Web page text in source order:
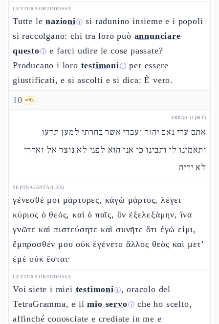
LETTURA ORTODOSSA
Tutte lenazioniⓘ si radunino insieme e i popoli
si raccolgano: chi tra loro può annunciare
questoⓘ e farci udire le cose passate?
Producano i loro testimoniⓘ per essere
giustificati, e si ascolti e si dica: È vero.
10 🗝️3
EBRAICO (MT)
אתם עדי נאם יהוה ועבדי אשר בחרתי למען תדעו
ותאמינו לי ותבינו כי אני הוא לפני לא נוצר אל ואחרי
לא יהיה
SEPTUAGINTA (LXX)
γένεσθέ μοι μάρτυρες, κἀγὼ μάρτυς, λέγει
κύριος ὁ θεός, καὶ ὁ παῖς, ὃν ἐξελεξάμην, ἵνα
γνῶτε καὶ πιστεύσητε καὶ συνῆτε ὅτι ἐγώ εἰμι,
ἔμπροσθέν μου οὐκ ἐγένετο ἄλλος θεὸς καὶ μετ’
ἐμὲ οὐκ ἔσται·
LETTURA ORTODOSSA
Voi siete i miei testimoniⓘ, oracolo del
TetraGramma, e ilmio servoⓘ che ho scelto,
affinché conosciate e crediate in me e